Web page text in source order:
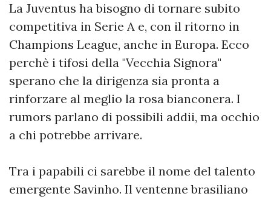
La Juventus ha bisogno di tornare subito
competitiva in Serie A e, con il ritorno in
Champions League, anche in Europa. Ecco
perchè i tifosi della "Vecchia Signora"
sperano che la dirigenza sia pronta a
rinforzare al meglio la rosa bianconera. I
rumors parlano di possibili addii, ma occhio
a chi potrebbe arrivare.
Tra i papabili ci sarebbe il nome del talento
emergente Savinho. Il ventenne brasiliano